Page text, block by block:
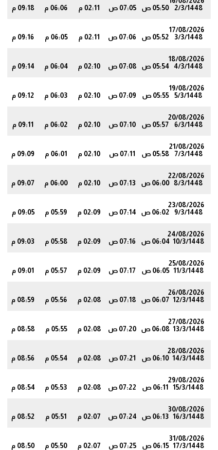
2/3/1448
05:50 ص 07:05 ص 02:11 م 06:06 م 09:18 م
17/08/2026
3/3/1448
05:52 ص 07:06 ص 02:11 م 06:05 م 09:16 م
18/08/2026
4/3/1448
05:54 ص 07:08 ص 02:10 م 06:04 م 09:14 م
19/08/2026
5/3/1448
05:55 ص 07:09 ص 02:10 م 06:03 م 09:12 م
20/08/2026
6/3/1448
05:57 ص 07:10 ص 02:10 م 06:02 م 09:11 م
21/08/2026
7/3/1448
05:58 ص 07:11 ص 02:10 م 06:01 م 09:09 م
22/08/2026
8/3/1448
06:00 ص 07:13 ص 02:10 م 06:00 م 09:07 م
23/08/2026
9/3/1448
06:02 ص 07:14 ص 02:09 م 05:59 م 09:05 م
24/08/2026
10/3/1448 06:04 ص 07:16 ص 02:09 م 05:58 م 09:03 م
25/08/2026
11/3/1448 06:05 ص 07:17 ص 02:09 م 05:57 م 09:01 م
26/08/2026
12/3/1448 06:07 ص 07:18 ص 02:08 م 05:56 م 08:59 م
27/08/2026
13/3/1448 06:08 ص 07:20 ص 02:08 م 05:55 م 08:58 م
28/08/2026
14/3/1448 06:10 ص 07:21 ص 02:08 م 05:54 م 08:56 م
29/08/2026
15/3/1448
06:11 ص 07:22 ص 02:08 م 05:53 م 08:54 م
30/08/2026
16/3/1448 06:13 ص 07:24 ص 02:07 م 05:51 م 08:52 م
31/08/2026
17/3/1448 06:15 ص 07:25 ص 02:07 م 05:50 م 08:50 م